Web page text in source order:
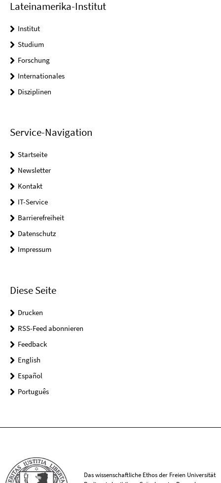
Lateinamerika-Institut
Institut
Studium
Forschung
Internationales
Disziplinen
Service-Navigation
Startseite
Newsletter
Kontakt
IT-Service
Barrierefreiheit
Datenschutz
Impressum
Diese Seite
Drucken
RSS-Feed abonnieren
Feedback
English
Español
Português
Das wissenschaftliche Ethos der Freien Universität